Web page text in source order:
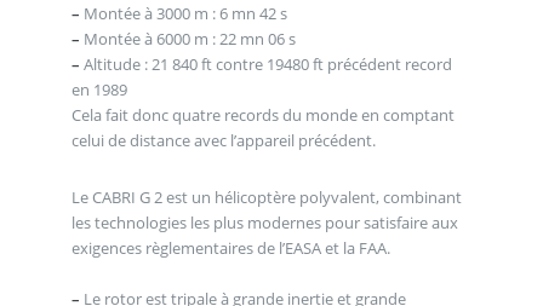
– Montée à 3000 m : 6 mn 42 s
– Montée à 6000 m : 22 mn 06 s
– Altitude : 21 840 ft contre 19480 ft précédent record
en 1989
Cela fait donc quatre records du monde en comptant
celui de distance avec l’appareil précédent.
Le CABRI G 2 est un hélicoptère polyvalent, combinant
les technologies les plus modernes pour satisfaire aux
exigences règlementaires de l’EASA et la FAA.
– Le rotor est tripale à grande inertie et grande